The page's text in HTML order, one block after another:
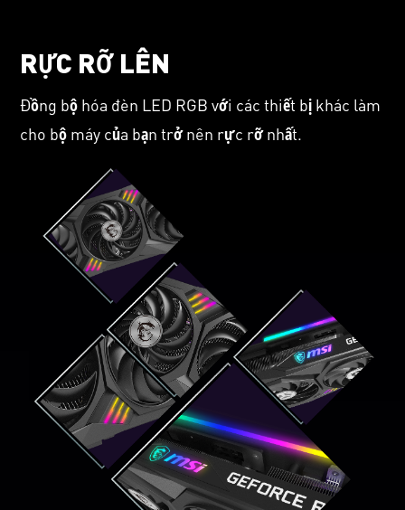
RỰC RỠ LÊN
Đồng bộ hóa đèn LED RGB với các thiết bị khác làm
cho bộ máy của bạn trở nên rực rỡ nhất.